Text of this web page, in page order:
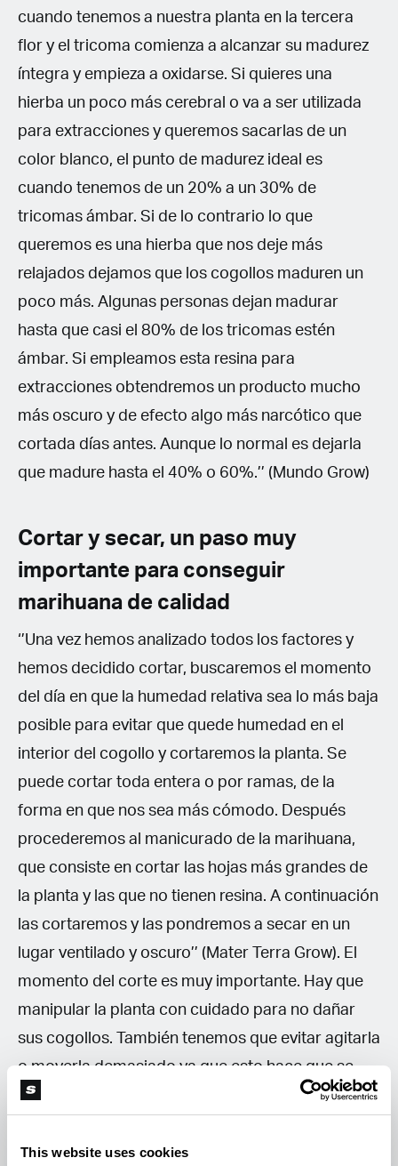
This website uses cookies
cuando tenemos a nuestra planta en la tercera
flor y el tricoma comienza a alcanzar su madurez
íntegra y empieza a oxidarse. Si quieres una
hierba un poco más cerebral o va a ser utilizada
para extracciones y queremos sacarlas de un
color blanco, el punto de madurez ideal es
cuando tenemos de un 20% a un 30% de
tricomas ámbar. Si de lo contrario lo que
queremos es una hierba que nos deje más
relajados dejamos que los cogollos maduren un
poco más. Algunas personas dejan madurar
hasta que casi el 80% de los tricomas estén
ámbar. Si empleamos esta resina para
extracciones obtendremos un producto mucho
más oscuro y de efecto algo más narcótico que
cortada días antes. Aunque lo normal es dejarla
que madure hasta el 40% o 60%.’’ (Mundo Grow)
Cortar y secar, un paso muy
importante para conseguir
marihuana de calidad
‘’Una vez hemos analizado todos los factores y
hemos decidido cortar, buscaremos el momento
del día en que la humedad relativa sea lo más baja
posible para evitar que quede humedad en el
interior del cogollo y cortaremos la planta. Se
puede cortar toda entera o por ramas, de la
forma en que nos sea más cómodo. Después
procederemos al manicurado de la marihuana,
que consiste en cortar las hojas más grandes de
la planta y las que no tienen resina. A continuación
las cortaremos y las pondremos a secar en un
lugar ventilado y oscuro’’ (Mater Terra Grow). El
momento del corte es muy importante. Hay que
manipular la planta con cuidado para no dañar
sus cogollos. También tenemos que evitar agitarla
o moverla demasiado ya que esto hace que se
suelten los tricomas y pierda potencia. Tampoco
aguantar alguna parte, que sea con la mayor